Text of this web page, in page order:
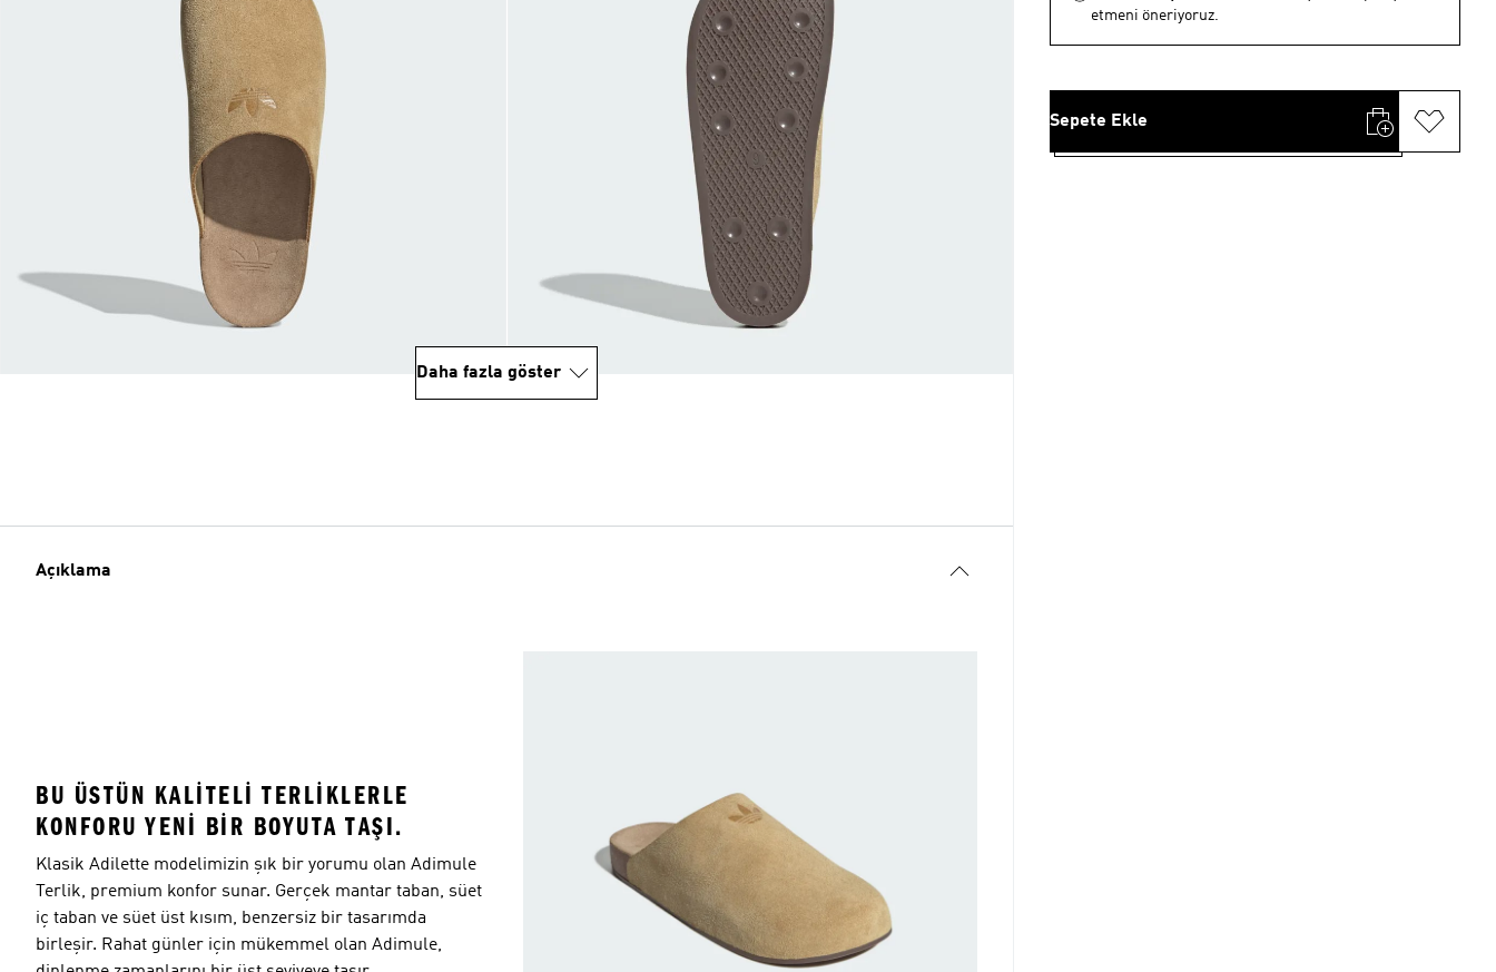
Daha fazla göster
Açıklama
BU ÜSTÜN KALITELI TERLIKLERLE
KONFORU YENI BIR BOYUTA TAŞI.
Klasik Adilette modelimizin şık bir yorumu olan Adimule
Terlik, premium konfor sunar. Gerçek mantar taban, süet
iç taban ve süet üst kısım, benzersiz bir tasarımda
birleşir. Rahat günler için mükemmel olan Adimule,
etmeni öneriyoruz.
Sepete Ekle